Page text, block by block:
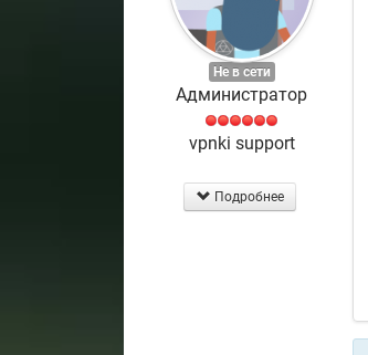
Не в сети
Администратор
vpnki support
Подробнее